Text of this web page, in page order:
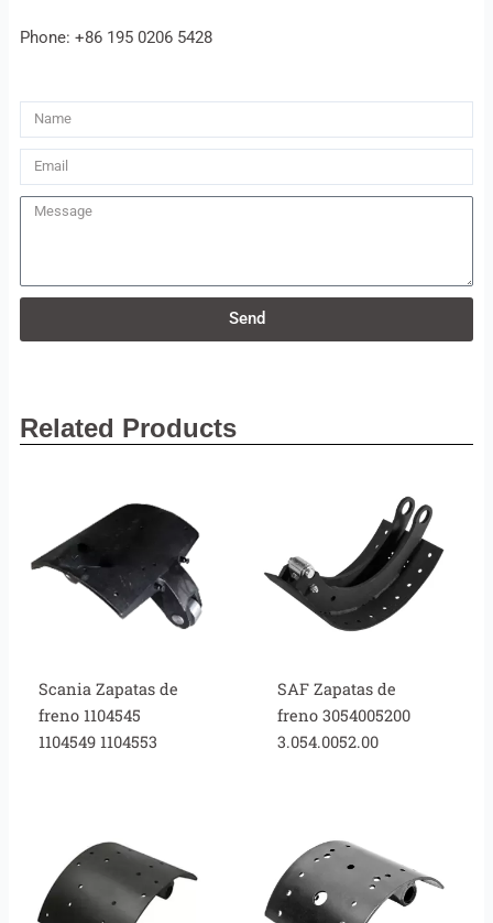
Phone: +86 195 0206 5428
Name
Email
Message
Send
Related Products
Scania Zapatas de
freno 1104545
1104549 1104553
SAF Zapatas de
freno 3054005200
3.054.0052.00